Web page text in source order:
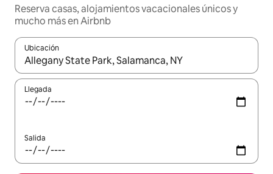
Reserva casas, alojamientos vacacionales únicos y
mucho más en Airbnb
Ubicación
Cuando los resultados estén disponibles, podrás navegar
Llegada
Salida